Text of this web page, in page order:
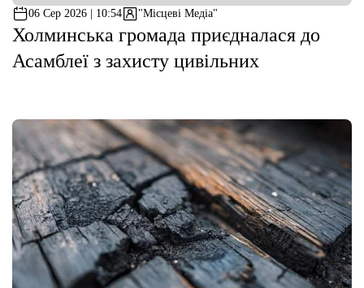
06 Сер 2026 | 10:54 "Місцеві Медіа"
Холминська громада приєдналася до
Асамблеї з захисту цивільних